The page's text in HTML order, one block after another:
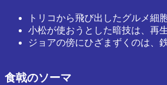
トリコから飛び出したグルメ細
小松が使おうとした暗技は、再
ジョアの傍にひざまずくのは、
食戟のソーマ